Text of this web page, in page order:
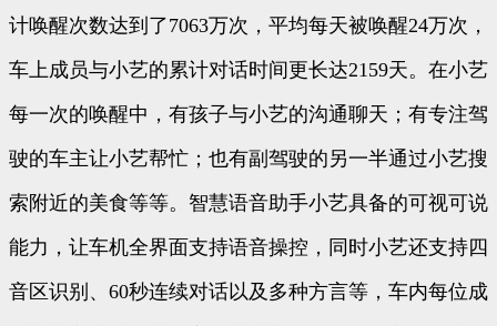
计唤醒次数达到了7063万次，平均每天被唤醒24万次，
车上成员与小艺的累计对话时间更长达2159天。在小艺
每一次的唤醒中，有孩子与小艺的沟通聊天；有专注驾
驶的车主让小艺帮忙；也有副驾驶的另一半通过小艺搜
索附近的美食等等。智慧语音助手小艺具备的可视可说
能力，让车机全界面支持语音操控，同时小艺还支持四
音区识别、60秒连续对话以及多种方言等，车内每位成